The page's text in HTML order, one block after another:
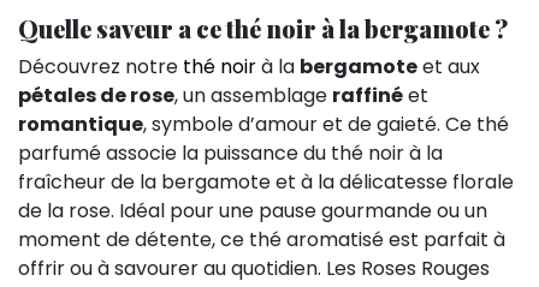
Quelle saveur a ce thé noir à la bergamote ?
Découvrez notre thé noirà la bergamoteet aux
pétales de rose, un assemblage raffinéet
romantique, symbole d’amour et de gaieté. Ce thé
parfumé associe la puissance du thé noir à la
fraîcheur de la bergamote et à la délicatesse florale
de la rose. Idéal pour une pause gourmande ou un
moment de détente, ce thé aromatisé est parfait à
offrir ou à savourer au quotidien. Les Roses Rouges